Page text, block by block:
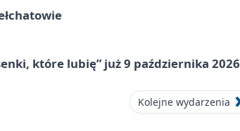
które lubię” już 9 października 2026
Kolejne wydarzenia